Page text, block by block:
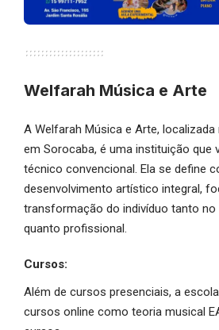
Welfarah Música e Arte
A Welfarah Música e Arte, localizada
em Sorocaba, é uma instituição que
técnico convencional. Ela se define
desenvolvimento artístico integral,
transformação do indivíduo tanto
quanto profissional.
Cursos:
Além de cursos presenciais, a
cursos online como teoria musical